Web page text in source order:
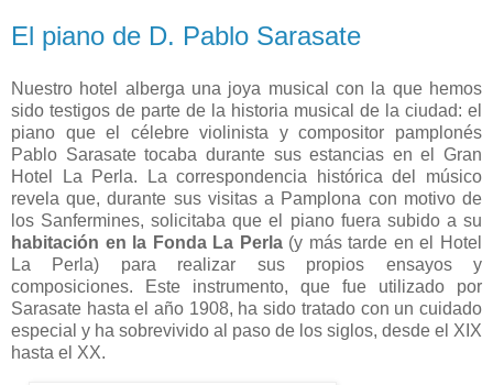
El piano de D. Pablo Sarasate
Nuestro hotel alberga una joya musical con la que hemos
sido testigos de parte de la historia musical de la ciudad: el
piano que el célebre violinista y compositor pamplonés
Pablo Sarasate tocaba durante sus estancias en el Gran
Hotel La Perla. La correspondencia histórica del músico
revela que, durante sus visitas a Pamplona con motivo de
los Sanfermines, solicitaba que el piano fuera subido a su
habitación en la Fonda La Perla(y más tarde en el Hotel
La Perla) para realizar sus propios ensayos y
composiciones. Este instrumento, que fue utilizado por
Sarasate hasta el año 1908, ha sido tratado con un cuidado
especial y ha sobrevivido al paso de los siglos, desde el XIX
hasta el XX.